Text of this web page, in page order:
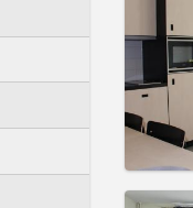
Huur:
Duur: